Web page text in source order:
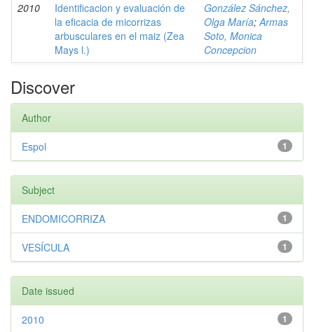
2010
Identificacion y evaluación de
la eficacia de micorrizas
arbusculares en el maiz (Zea
Mays l.)
González Sánchez,
Olga María;Armas
Soto, Monica
Concepcion
Discover
Author
1
Espol
Subject
1
ENDOMICORRIZA
1
VESÍCULA
Date issued
1
2010